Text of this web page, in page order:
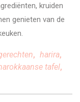
kruiden
genieten van de
, harira,
tafel,